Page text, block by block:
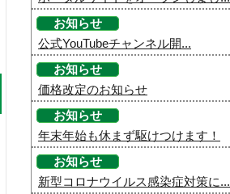
お知らせ
公式YouTubeチャンネル開...
お知らせ
価格改定のお知らせ
お知らせ
年末年始も休まず駆けつけます！
お知らせ
新型コロナウイルス感染症対策に...